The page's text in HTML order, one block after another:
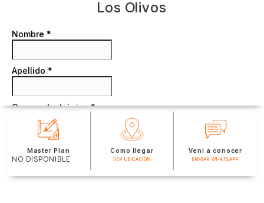
Los Olivos
Master Plan
NO DISPONIBLE
Como llegar
VER UBICACIÓN
Vení a conocer
ENVIAR WHATSAPP